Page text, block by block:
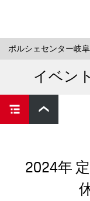
ポルシェセンター岐阜
イベン
2024年